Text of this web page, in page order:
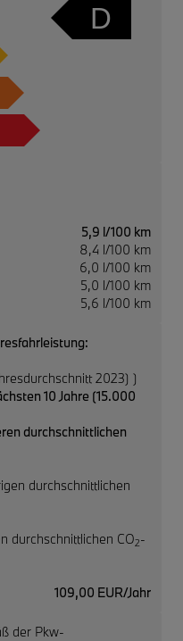
D
5,9 l/100 km
8,4 l/100 km
6,0 l/100 km
5,0 l/100 km
5,6 l/100 km
2023) )
10 Jahre (15.000
durchschnittlichen
durchschnittlichen
durchschnittlichen CO2-
109,00 EUR/Jahr
der Pkw-